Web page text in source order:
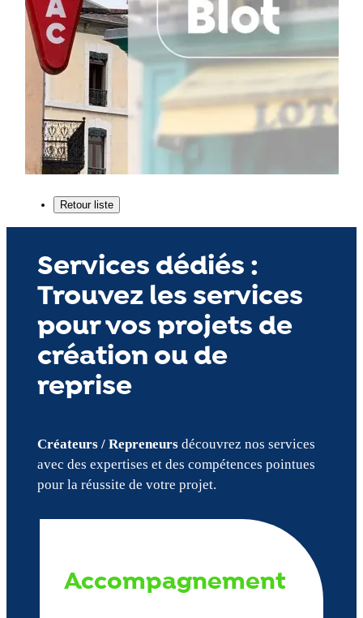
Services dédiés :
Trouvez les services
pour vos projets de
création ou de
reprise
Créateurs / Repreneursdécouvrez nos services
avec des expertises et des compétences pointues
pour la réussite de votre projet.
Accompagnement